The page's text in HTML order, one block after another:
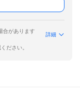
合があります
詳細
ださい。